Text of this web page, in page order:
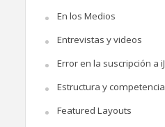
En los Medios
Entrevistas y videos
Error en la suscripción a
Estructura y
Featured Layouts